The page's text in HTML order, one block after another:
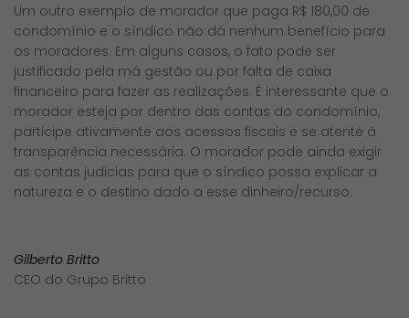
Um outro exemplo de morador que paga R$ 180,00 de
condomínio e o síndico não dá nenhum benefício para
os moradores. Em alguns casos, o fato pode ser
justificado pela má gestão ou por falta de caixa
financeiro para fazer as realizações. É interessante que o
morador esteja por dentro das contas do condomínio,
participe ativamente aos acessos fiscais e se atente à
transparência necessária. O morador pode ainda exigir
as contas judicias para que o síndico possa explicar a
natureza e o destino dado a esse dinheiro/recurso.
Gilberto Britto
CEO do Grupo Britto